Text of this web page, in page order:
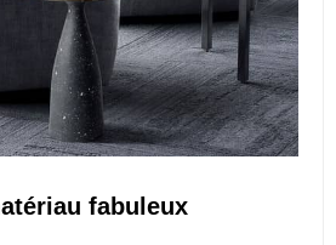
fabuleux